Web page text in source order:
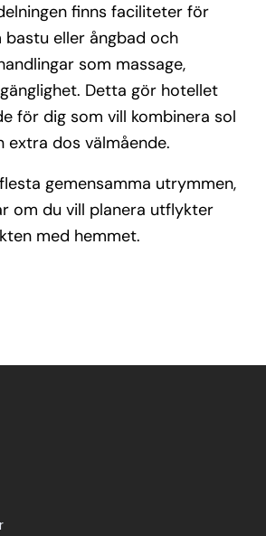
finns faciliteter för
bastu eller ångbad och
som massage,
Detta gör hotellet
för dig som vill kombinera sol
extra dos välmående.
gemensamma utrymmen,
om du vill planera utflykter
med hemmet.